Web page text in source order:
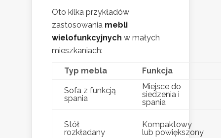
Oto kilka przykładów
zastosowania mebli
wielofunkcyjnych w małych
mieszkaniach:
Typ mebla Funkcja
Sofa z funkcją
spania
Miejsce do
siedzenia i
spania
Stół
rozkładany
Kompaktowy
lub powiększony